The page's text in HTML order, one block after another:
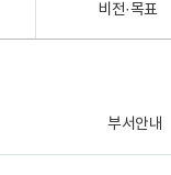
비전·목표
부서안내